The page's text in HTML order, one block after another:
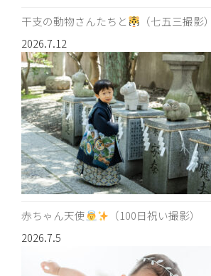
干支の動物さんたちと
（七五三撮影）
2026.7.12
赤ちゃん天使
（100日祝い撮影）
2026.7.5